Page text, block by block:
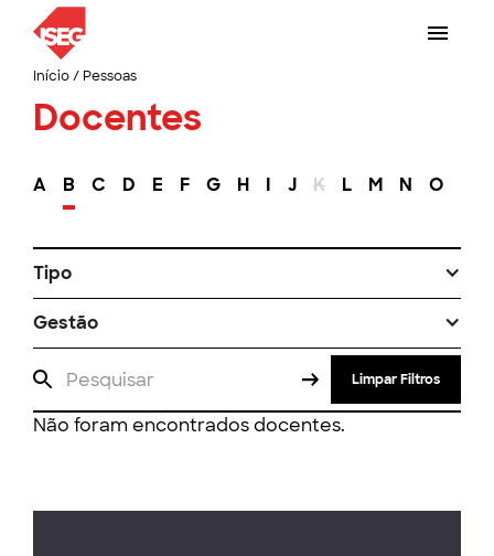
Início/ Pessoas
Docentes
A B C D E F G H I J K L M N O
Tipo
Gestão
Limpar Filtros
Não foram encontrados docentes.